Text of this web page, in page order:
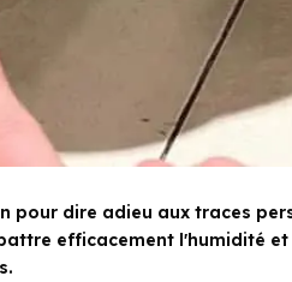
pour dire adieu aux traces
efficacement l'humidité